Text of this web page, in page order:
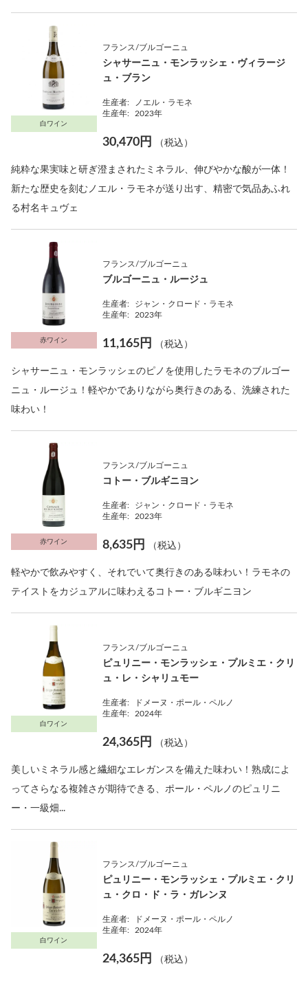
白ワイン
フランス/ブルゴーニュ
シャサーニュ・モンラッシェ・ヴィラージ
ュ・ブラン
生産者:
ノエル・ラモネ
生産年:
2023年
30,470円 （税込）
純粋な果実味と研ぎ澄まされたミネラル、伸びやかな酸が一体！
新たな歴史を刻むノエル・ラモネが送り出す、精密で気品あふれ
る村名キュヴェ
赤ワイン
フランス/ブルゴーニュ
ブルゴーニュ・ルージュ
生産者:
ジャン・クロード・ラモネ
生産年:
2023年
11,165円 （税込）
シャサーニュ・モンラッシェのピノを使用したラモネのブルゴー
ニュ・ルージュ！軽やかでありながら奥行きのある、洗練された
味わい！
赤ワイン
フランス/ブルゴーニュ
コトー・ブルギニヨン
生産者:
ジャン・クロード・ラモネ
生産年:
2023年
8,635円 （税込）
軽やかで飲みやすく、それでいて奥行きのある味わい！ラモネの
テイストをカジュアルに味わえるコトー・ブルギニヨン
白ワイン
フランス/ブルゴーニュ
ピュリニー・モンラッシェ・プルミエ・クリ
ュ・レ・シャリュモー
生産者:
ドメーヌ・ポール・ペルノ
生産年:
2024年
24,365円 （税込）
美しいミネラル感と繊細なエレガンスを備えた味わい！熟成によ
ってさらなる複雑さが期待できる、ポール・ペルノのピュリニ
ー・一級畑...
白ワイン
フランス/ブルゴーニュ
ピュリニー・モンラッシェ・プルミエ・クリ
ュ・クロ・ド・ラ・ガレンヌ
生産者:
ドメーヌ・ポール・ペルノ
生産年:
2024年
24,365円 （税込）